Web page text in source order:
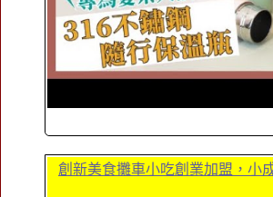
創新美食攤車小吃創業加盟，小